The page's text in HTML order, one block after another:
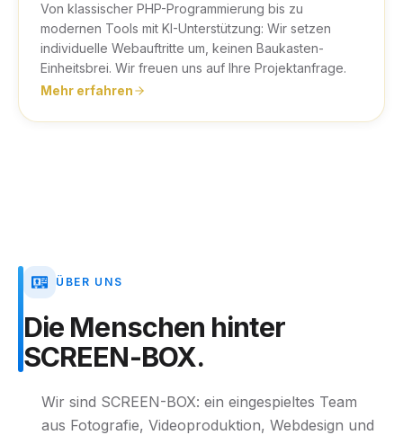
Von klassischer PHP-Programmierung bis zu
modernen Tools mit KI-Unterstützung: Wir setzen
individuelle Webauftritte um, keinen Baukasten-
Einheitsbrei. Wir freuen uns auf Ihre Projektanfrage.
Mehr erfahren
ÜBER UNS
Die Menschen hinter
SCREEN-BOX.
Wir sind SCREEN-BOX: ein eingespieltes Team
aus Fotografie, Videoproduktion, Webdesign und